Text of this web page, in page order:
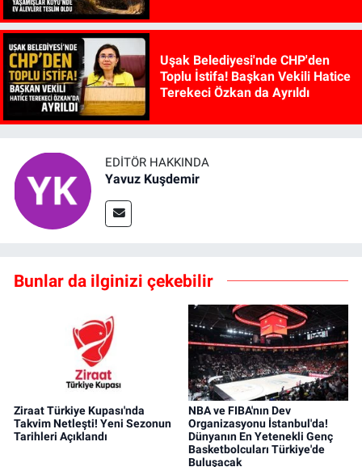
Uşak Belediyesi'nde CHP'den
Toplu İstifa! Başkan Vekili Hatice
Terekeci Özkan da Ayrıldı
EDITÖR HAKKINDA
Yavuz Kuşdemir
Bunlar da ilginizi çekebilir
Ziraat Türkiye Kupası'nda
Takvim Netleşti! Yeni Sezonun
Tarihleri Açıklandı
NBA ve FIBA'nın Dev
Organizasyonu İstanbul'da!
Dünyanın En Yetenekli Genç
Basketbolcuları Türkiye'de
Buluşacak